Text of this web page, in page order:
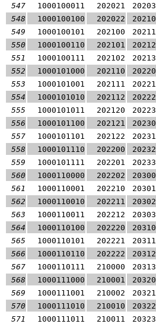
547
1000100011 202021 20203
548
1000100100 202022 20210
549
1000100101 202100 20211
550
1000100110 202101 20212
551
1000100111 202102 20213
552
1000101000 202110 20220
553
1000101001 202111 20221
554
1000101010 202112 20222
555
1000101011 202120 20223
556
1000101100 202121 20230
557
1000101101 202122 20231
558
1000101110 202200 20232
559
1000101111 202201 20233
560
1000110000 202202 20300
561
1000110001 202210 20301
562
1000110010 202211 20302
563
1000110011 202212 20303
564
1000110100 202220 20310
565
1000110101 202221 20311
566
1000110110 202222 20312
567
1000110111 210000 20313
568
1000111000 210001 20320
569
1000111001 210002 20321
570
1000111010 210010 20322
571
1000111011 210011 20323